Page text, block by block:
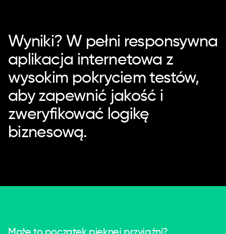
Wyniki? W pełni responsywna
aplikacja internetowa z
wysokim pokryciem testów,
aby zapewnić jakość i
zweryfikować logikę
biznesową.